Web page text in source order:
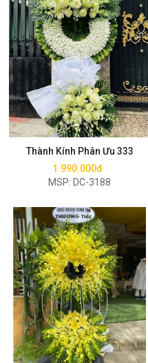
Thành Kính Phân Ưu 333
1.990.000đ
MSP: DC-3188
Mua ngay